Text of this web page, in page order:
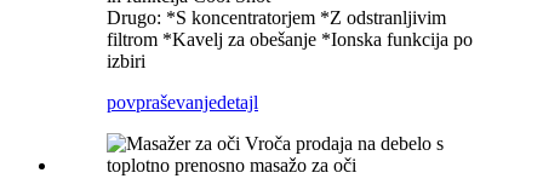
Drugo: *S koncentratorjem *Z odstranljivim
filtrom *Kavelj za obešanje *Ionska funkcija po
izbiri
povpraševanjedetajl